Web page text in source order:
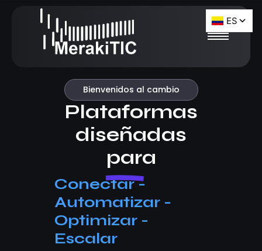
Bienvenidos al cambio
Plataformas
diseñadas
para
Conectar -
Automatizar -
Optimizar -
Escalar